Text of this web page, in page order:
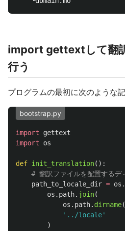
import gettextして翻
行う
プログラムの最初に次のような
bootstrap.py
import
gettext
import
os
def init_translation():
path_to_locale_dir = os .
os . path. join(
os . path. dirname(
' ../locale'
)